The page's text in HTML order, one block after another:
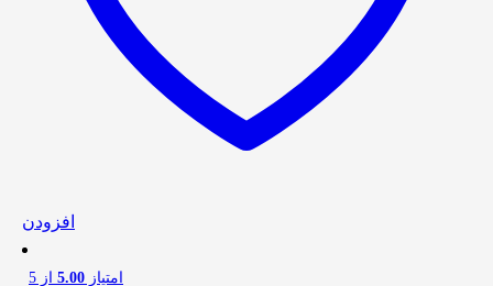
افزودن
امتیاز 5.00 از 5